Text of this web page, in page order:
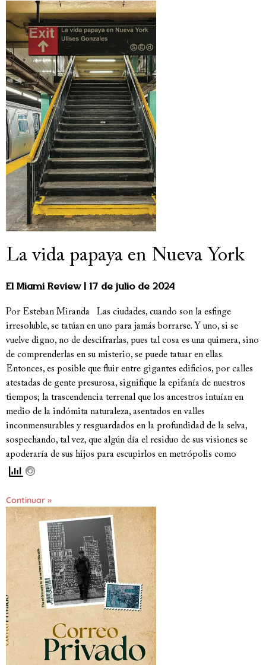
La vida papaya en Nueva York
El Miami Review 17 de julio de 2024
Por Esteban Miranda Las ciudades, cuando son la esfinge
irresoluble, se tatúan en uno para jamás borrarse. Y uno, si se
vuelve digno, no de descifrarlas, pues tal cosa es una quimera, sino
de comprenderlas en su misterio, se puede tatuar en ellas.
Entonces, es posible que fluir entre gigantes edificios, por calles
atestadas de gente presurosa, signifique la epifanía de nuestros
tiempos; la trascendencia terrenal que los ancestros intuían en
medio de la indómita naturaleza, asentados en valles
inconmensurables y resguardados en la profundidad de la selva,
sospechando, tal vez, que algún día el residuo de sus visiones se
apoderaría de sus hijos para escupirlos en metrópolis como
Continuar »